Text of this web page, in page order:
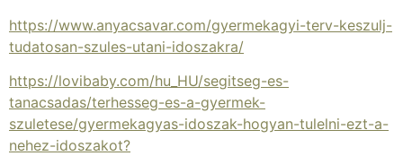
https://www.anyacsavar.com/gyermekagyi-terv-keszulj-
tudatosan-szules-utani-idoszakra/
https://lovibaby.com/hu_HU/segitseg-es-
tanacsadas/terhesseg-es-a-gyermek-
szuletese/gyermekagyas-idoszak-hogyan-tulelni-ezt-a-
nehez-idoszakot?